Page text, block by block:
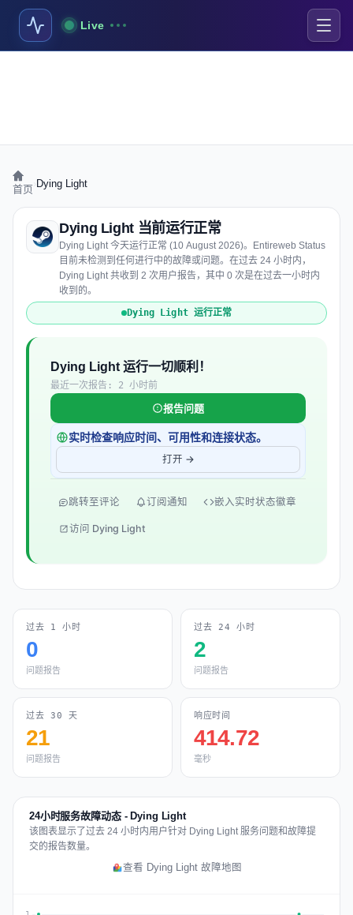
Live
首页 Dying Light
Dying Light 当前运行正常
Dying Light 今天运行正常 (10 August 2026)。Entireweb Status
目前未检测到任何进行中的故障或问题。在过去 24 小时内，
Dying Light 共收到 2 次用户报告，其中 0 次是在过去一小时内
收到的。
Dying Light 运行正常
Dying Light 运行一切顺利！
最近一次报告: 2 小时前
报告问题
实时检查响应时间、可用性和连接状态。
打开 →
跳转至评论 订阅通知 嵌入实时状态徽章
访问 Dying Light
过去 1 小时
0
问题报告
过去 24 小时
2
问题报告
过去 30 天
21
问题报告
响应时间
414.72
毫秒
24小时服务故障动态 - Dying Light
该图表显示了过去 24 小时内用户针对 Dying Light 服务问题和故障提
交的报告数量。
查看 Dying Light 故障地图